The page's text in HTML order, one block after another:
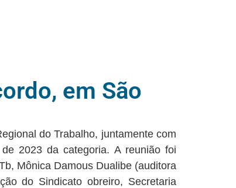
em São
do Trabalho, juntamente com
2023 da categoria. A reunião foi
Mônica Damous Dualibe (auditora
do Sindicato obreiro, Secretaria